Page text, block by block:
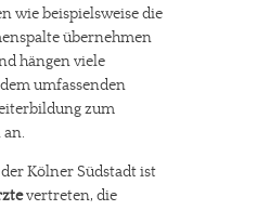
wie beispielsweise die
übernehmen
hängen viele
umfassenden
zum
Kölner Südstadt ist
vertreten, die